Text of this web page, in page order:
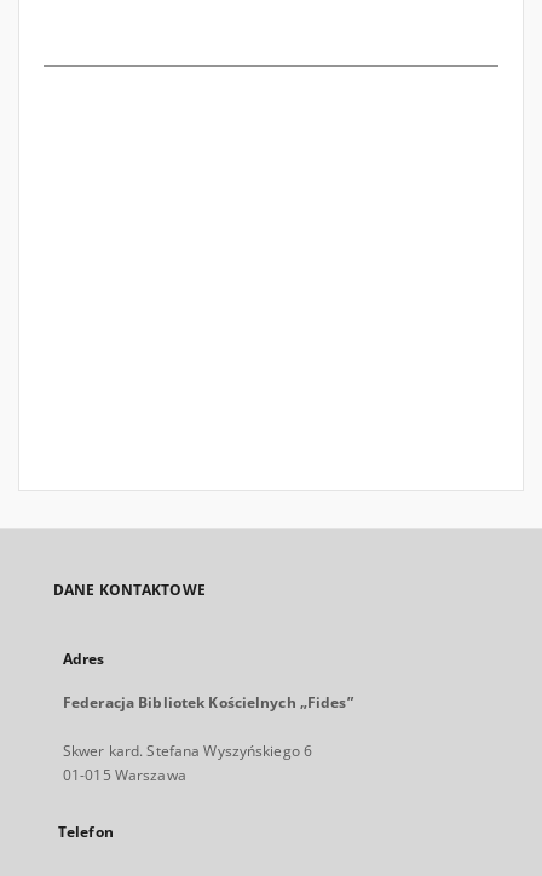
DANE KONTAKTOWE
Adres
Federacja Bibliotek Kościelnych „Fides”
Skwer kard. Stefana Wyszyńskiego 6
01-015 Warszawa
Telefon